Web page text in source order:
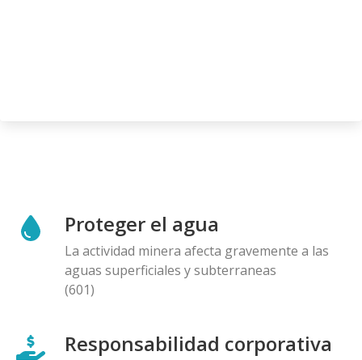
Proteger el agua
La actividad minera afecta gravemente a las
aguas superficiales y subterraneas
(601)
Responsabilidad corporativa